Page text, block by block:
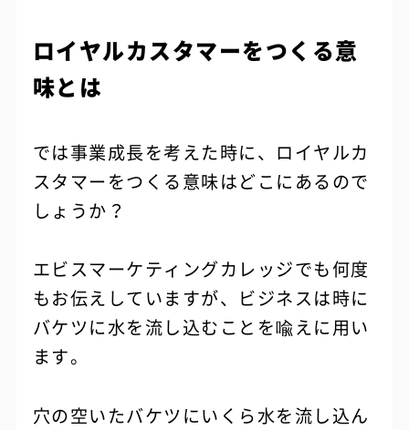
ロイヤルカスタマーをつくる意
味とは
では事業成長を考えた時に、ロイヤルカ
スタマーをつくる意味はどこにあるので
しょうか？
エビスマーケティングカレッジでも何度
もお伝えしていますが、ビジネスは時に
バケツに水を流し込むことを喩えに用い
ます。
穴の空いたバケツにいくら水を流し込ん